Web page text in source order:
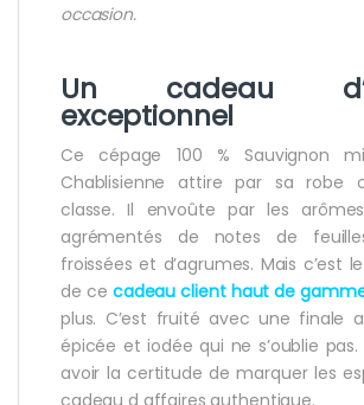
occasion.
Un cadeau
exceptionnel
Ce cépage 100 % Sauvignon
Chablisienne attire par sa robe
classe. Il envoûte par les
agrémentés de notes de
froissées et d’agrumes. Mais c’est
de ce cadeau client haut de
plus. C’est fruité avec une finale
épicée et iodée qui ne s’oublie pas.
avoir la certitude de marquer les
cadeau d affaires authentique.